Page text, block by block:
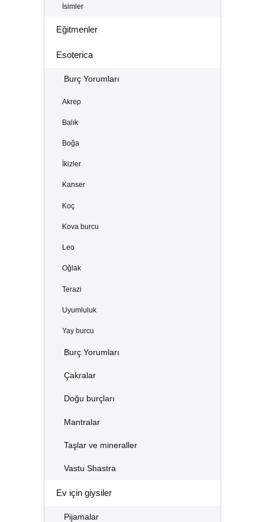
İsimler
Eğitmenler
Esoterica
Burç Yorumları
Akrep
Balık
Boğa
İkizler
Kanser
Koç
Kova burcu
Leo
Oğlak
Terazi
Uyumluluk
Yay burcu
Burç Yorumları
Çakralar
Doğu burçları
Mantralar
Taşlar ve mineraller
Vastu Shastra
Ev için giysiler
Pijamalar